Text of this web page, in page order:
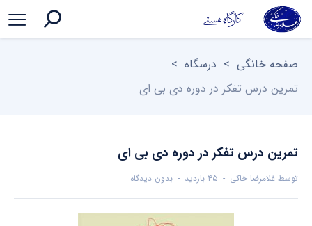
صفحه خانگی > درسگاه >
تمرین درس تفکر در دوره دی بی ای
تمرین درس تفکر در دوره دی بی ای
توسط غلامرضا خاکی ۴۵ بازدید بدون دیدگاه